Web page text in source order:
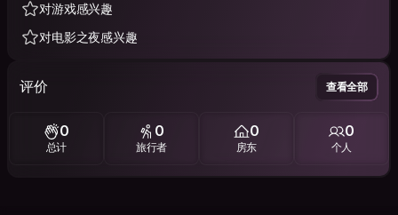
对游戏感兴趣
对电影之夜感兴趣
评价 查看全部
0
总计
0
旅行者
0
房东
0
个人